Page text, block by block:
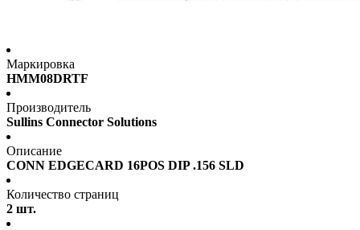
Маркировка
HMM08DRTF
Производитель
Sullins Connector Solutions
Описание
CONN EDGECARD 16POS DIP .156 SLD
Количество страниц
2 шт.